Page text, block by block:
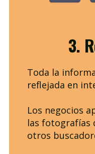
3.
Toda la
reflejada en
Los negocios
las fotografías
otros